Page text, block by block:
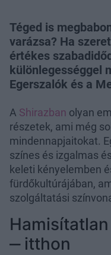
Téged is
varázsa? Ha
értékes
különlegességgel
Egerszalók és a
A Shirazban olyan
részetek, ami még
mindennapjaitokat.
színes és izgalmas
keleti kényelemben
fürdőkultúrájában,
szolgáltatási
‒ itthon